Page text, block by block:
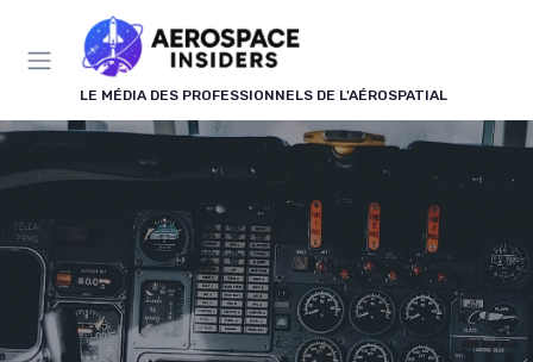
LE MÉDIA DES PROFESSIONNELS DE L'AÉROSPATIAL
Panneau de gestion des cookies